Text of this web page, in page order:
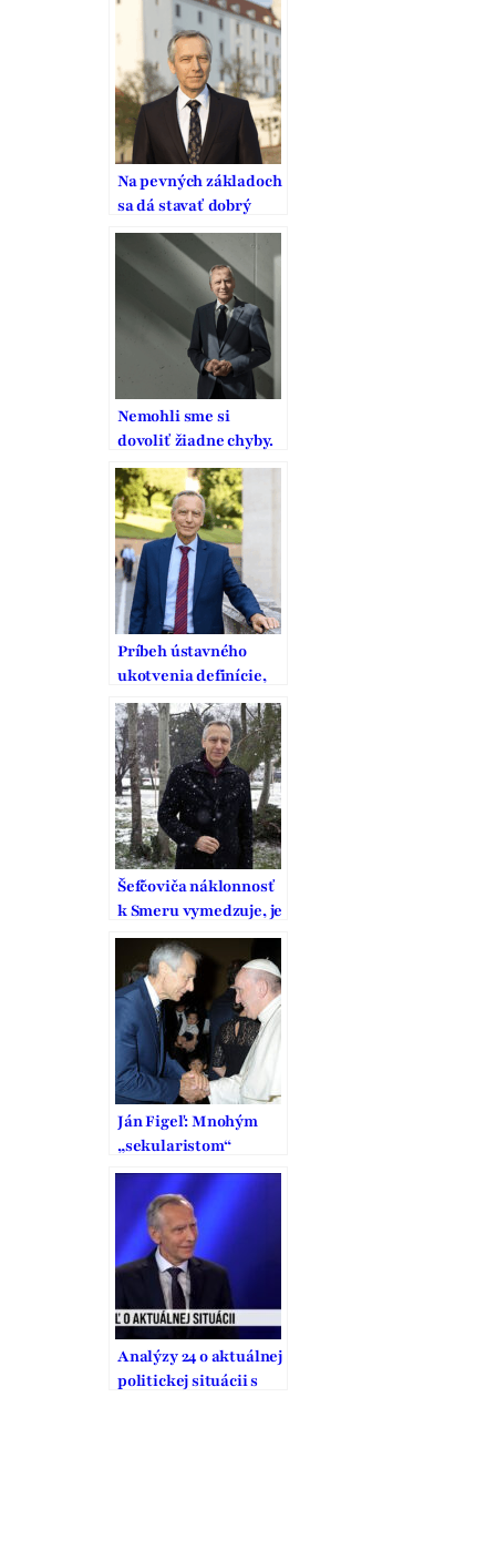
Na pevných základoch
sa dá stavať dobrý
domov
Nemohli sme si
dovoliť žiadne chyby.
To, čo zaplatili
generácie pred nami,
je výzva na našu
zodpovednosť
Príbeh ústavného
ukotvenia definície,
ochrany a podpory
manželstva na
Slovensku
Šefčoviča náklonnosť
k Smeru vymedzuje, je
to pritom strana
vodcovského typu
Ján Figeľ: Mnohým
„sekularistom“
prekáža, žeby sa
inštitúcie EÚ mali
systematicky
zaoberať
náboženstvom
Analýzy 24 o aktuálnej
politickej situácii s